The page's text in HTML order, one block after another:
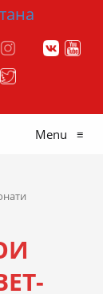
Menu ≡